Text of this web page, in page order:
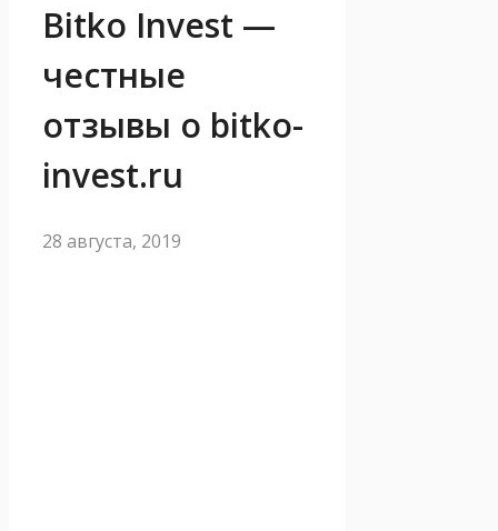
Bitko Invest —
честные
отзывы о bitko-
invest.ru
28 августа, 2019